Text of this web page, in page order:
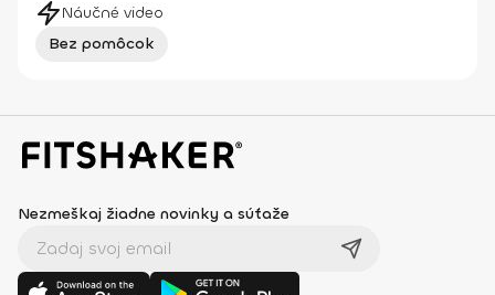
Náučné video
Bez pomôcok
Nezmeškaj žiadne novinky a súťaže